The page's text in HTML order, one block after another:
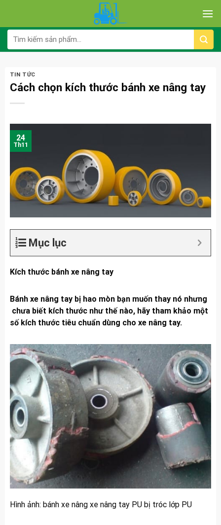
content
kiếm:
TIN TỨC
Cách chọn kích thước bánh xe nâng tay
24
Th11
Mục lục
Kích thước bánh xe nâng tay
Bánh xe nâng tay bị hao mòn bạn muốn thay nó nhưng
chưa biết kích thước như thế nào, hãy tham khảo một
số kích thước tiêu chuẩn dùng cho xe nâng tay.
Hình ảnh: bánh xe nâng xe nâng tay PU bị tróc lớp PU